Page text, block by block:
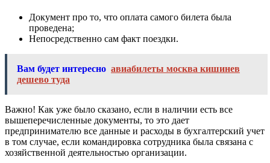
Документ про то, что оплата самого билета была
проведена;
Непосредственно сам факт поездки.
Вам будет интересно авиабилеты москва кишинев
дешево туда
Важно! Как уже было сказано, если в наличии есть все
вышеперечисленные документы, то это дает
предпринимателю все данные и расходы в бухгалтерский учет
в том случае, если командировка сотрудника была связана с
хозяйственной деятельностью организации.